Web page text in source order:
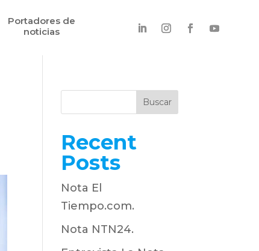
Portadores de
noticias
Buscar
Recent
Posts
Nota El
Tiempo.com.
Nota NTN24.